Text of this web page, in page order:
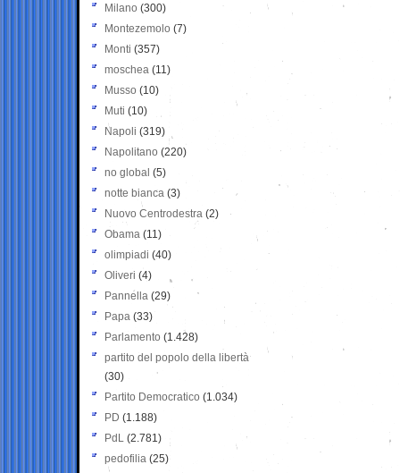
Milano (300)
Montezemolo (7)
Monti (357)
moschea (11)
Musso (10)
Muti (10)
Napoli (319)
Napolitano (220)
no global (5)
notte bianca (3)
Nuovo Centrodestra (2)
Obama (11)
olimpiadi (40)
Oliveri (4)
Pannella (29)
Papa (33)
Parlamento (1.428)
partito del popolo della libertà
(30)
Partito Democratico (1.034)
PD (1.188)
PdL (2.781)
pedofilia (25)